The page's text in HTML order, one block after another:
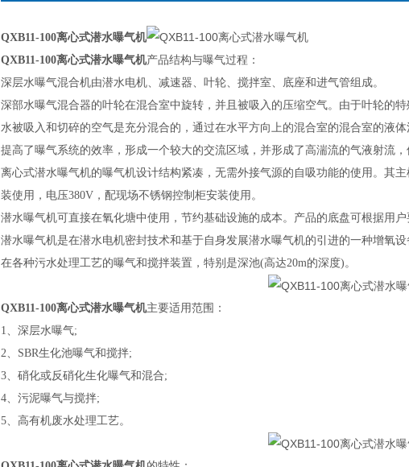
QXB11-100离心式潜水曝气机
QXB11-100离心式潜水曝气机产品结构与曝气过程 ：
深层水曝气混合机由潜水电机、减速器、叶轮、搅拌室、底座和进气管组成。
深部水曝气混合器的叶轮在混合室中旋转，并且被吸入的压缩空气。由于叶轮的
水被吸入和切碎的空气是充分混合的，通过在水平方向上的混合室的混合室的液
提高了曝气系统的效率，形成一个较大的交流区域，并形成了高湍流的气液射流
离心式潜水曝气机的曝气机设计结构紧凑，无需外接气源的自吸功能的使用。其主
装使用，电压380V ，配现场不锈钢控制柜安装使用。
潜水曝气机可直接在氧化塘中使用，节约基础设施的成本。 产品的底盘可根据用户
潜水曝气机是在潜水电机密封技术和基于自身发展潜水曝气机的引进的一种增氧设
在各种污水处理工艺的曝气和搅拌装置，特别是深池(高达20m的深度)。
QXB11-100离心式潜水曝气机主要适用范围：
1、深层水曝气;
2、 SBR生化池曝气和搅拌;
3、硝化或反硝化生化曝气和混合;
4、污泥曝气与搅拌;
5、高有机废水处理工艺。